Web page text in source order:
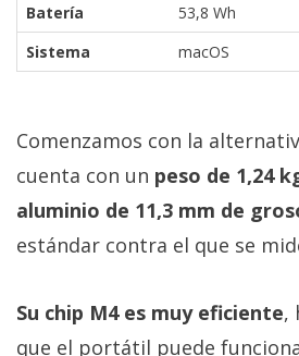
Batería
53,8 Wh
Sistema
macOS
Comenzamos con la
cuenta con un peso de 1,24
aluminio de 11,3 mm de
estándar contra el que se
Su chip M4 es muy eficiente,
que el portátil puede